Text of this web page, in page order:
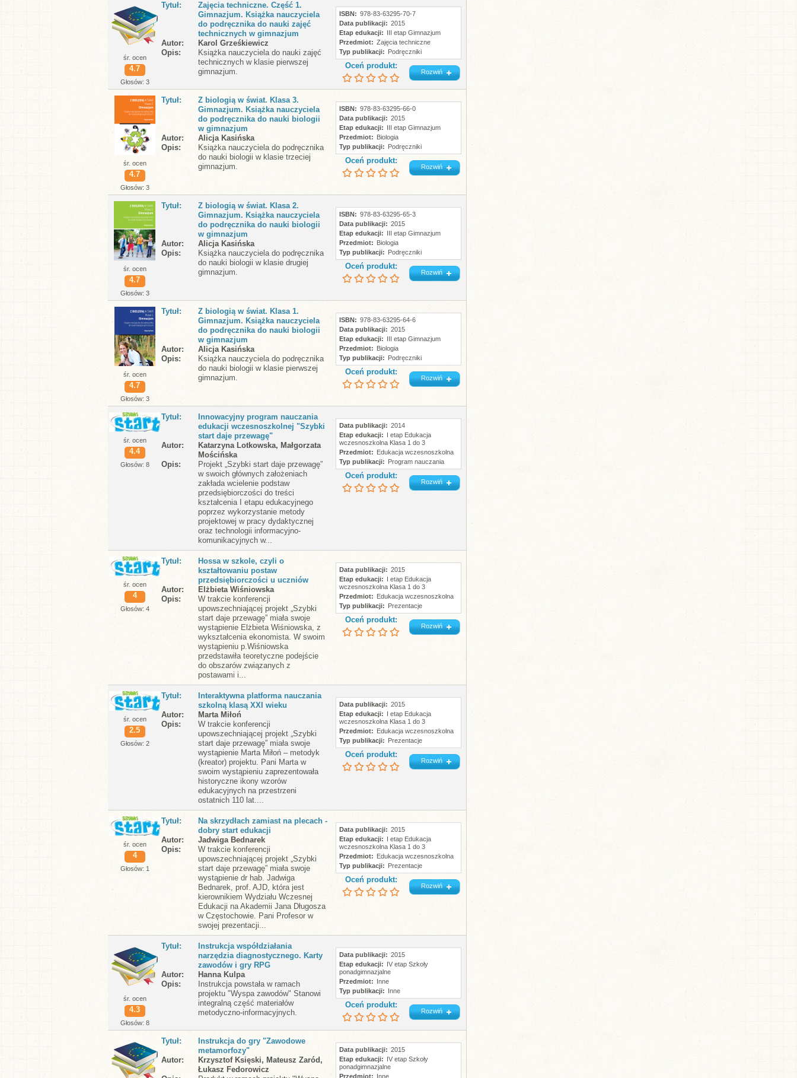
śr. ocen
4.7
Głosów: 3
Tytuł
Zajęcia techniczne. Część 1.
Gimnazjum. Książka nauczyciela
do podręcznika do nauki zajęć
technicznych w gimnazjum
Autor
Karol Grześkiewicz
Opis
Książka nauczyciela do nauki zajęć
technicznych w klasie pierwszej
gimnazjum.
ISBN
978-83-63295-70-7
Data publikacji
2015
Etap edukacji
III etap Gimnazjum
Przedmiot
Zajęcia techniczne
Typ publikacji
Podręczniki
Oceń produkt:
Rozwiń
śr. ocen
4.7
Głosów: 3
Tytuł
Z biologią w świat. Klasa 3.
Gimnazjum. Książka nauczyciela
do podręcznika do nauki biologii
w gimnazjum
Autor
Alicja Kasińska
Opis
Książka nauczyciela do podręcznika
do nauki biologii w klasie trzeciej
gimnazjum.
ISBN
978-83-63295-66-0
Data publikacji
2015
Etap edukacji
III etap Gimnazjum
Przedmiot
Biologia
Typ publikacji
Podręczniki
Oceń produkt:
Rozwiń
śr. ocen
4.7
Głosów: 3
Tytuł
Z biologią w świat. Klasa 2.
Gimnazjum. Książka nauczyciela
do podręcznika do nauki biologii
w gimnazjum
Autor
Alicja Kasińska
Opis
Książka nauczyciela do podręcznika
do nauki biologii w klasie drugiej
gimnazjum.
ISBN
978-83-63295-65-3
Data publikacji
2015
Etap edukacji
III etap Gimnazjum
Przedmiot
Biologia
Typ publikacji
Podręczniki
Oceń produkt:
Rozwiń
śr. ocen
4.7
Głosów: 3
Tytuł
Z biologią w świat. Klasa 1.
Gimnazjum. Książka nauczyciela
do podręcznika do nauki biologii
w gimnazjum
Autor
Alicja Kasińska
Opis
Książka nauczyciela do podręcznika
do nauki biologii w klasie pierwszej
gimnazjum.
ISBN
978-83-63295-64-6
Data publikacji
2015
Etap edukacji
III etap Gimnazjum
Przedmiot
Biologia
Typ publikacji
Podręczniki
Oceń produkt:
Rozwiń
śr. ocen
4.4
Głosów: 8
Tytuł
Innowacyjny program nauczania
edukacji wczesnoszkolnej "Szybki
start daje przewagę"
Autor
Katarzyna Lotkowska, Małgorzata
Mościńska
Opis
Projekt „Szybki start daje przewagę”
w swoich głównych założeniach
zakłada wcielenie podstaw
przedsiębiorczości do treści
kształcenia I etapu edukacyjnego
poprzez wykorzystanie metody
projektowej w pracy dydaktycznej
oraz technologii informacyjno-
komunikacyjnych w...
Data publikacji
2014
Etap edukacji
I etap Edukacja
wczesnoszkolna Klasa 1 do 3
Przedmiot
Edukacja wczesnoszkolna
Typ publikacji
Program nauczania
Oceń produkt:
Rozwiń
śr. ocen
4
Głosów: 4
Tytuł
Hossa w szkole, czyli o
kształtowaniu postaw
przedsiębiorczości u uczniów
Autor
Elżbieta Wiśniowska
Opis
W trakcie konferencji
upowszechniającej projekt „Szybki
start daje przewagę” miała swoje
wystąpienie Elżbieta Wiśniowska, z
wykształcenia ekonomista. W swoim
wystąpieniu p.Wiśniowska
przedstawiła teoretyczne podejście
do obszarów związanych z
postawami i...
Data publikacji
2015
Etap edukacji
I etap Edukacja
wczesnoszkolna Klasa 1 do 3
Przedmiot
Edukacja wczesnoszkolna
Typ publikacji
Prezentacje
Oceń produkt:
Rozwiń
śr. ocen
2.5
Głosów: 2
Tytuł
Interaktywna platforma nauczania
szkolną klasą XXI wieku
Autor
Marta Miłoń
Opis
W trakcie konferencji
upowszechniającej projekt „Szybki
start daje przewagę” miała swoje
wystąpienie Marta Miłoń – metodyk
(kreator) projektu. Pani Marta w
swoim wystąpieniu zaprezentowała
historyczne ikony wzorów
edukacyjnych na przestrzeni
ostatnich 110 lat....
Data publikacji
2015
Etap edukacji
I etap Edukacja
wczesnoszkolna Klasa 1 do 3
Przedmiot
Edukacja wczesnoszkolna
Typ publikacji
Prezentacje
Oceń produkt:
Rozwiń
śr. ocen
4
Głosów: 1
Tytuł
Na skrzydłach zamiast na plecach -
dobry start edukacji
Autor
Jadwiga Bednarek
Opis
W trakcie konferencji
upowszechniającej projekt „Szybki
start daje przewagę” miała swoje
wystąpienie dr hab. Jadwiga
Bednarek, prof. AJD, która jest
kierownikiem Wydziału Wczesnej
Edukacji na Akademii Jana Długosza
w Częstochowie. Pani Profesor w
swojej prezentacji...
Data publikacji
2015
Etap edukacji
I etap Edukacja
wczesnoszkolna Klasa 1 do 3
Przedmiot
Edukacja wczesnoszkolna
Typ publikacji
Prezentacje
Oceń produkt:
Rozwiń
śr. ocen
4.3
Głosów: 8
Tytuł
Instrukcja współdziałania
narzędzia diagnostycznego. Karty
zawodów i gry RPG
Autor
Hanna Kulpa
Opis
Instrukcja powstała w ramach
projektu "Wyspa zawodów" Stanowi
integralną część materiałów
metodyczno-informacyjnych.
Data publikacji
2015
Etap edukacji
IV etap Szkoły
ponadgimnazjalne
Przedmiot
Inne
Typ publikacji
Inne
Oceń produkt:
Rozwiń
Tytuł
Instrukcja do gry "Zawodowe
metamorfozy"
Autor
Krzysztof Księski, Mateusz Zaród,
Łukasz Fedorowicz
Data publikacji
2015
Etap edukacji
IV etap Szkoły
ponadgimnazjalne
Przedmiot
Inne